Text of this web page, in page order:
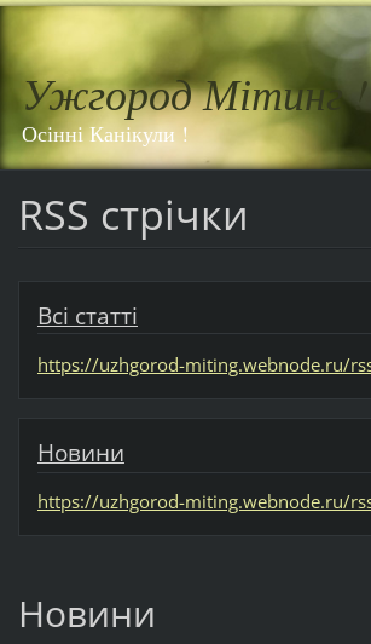
Ужгород Мітинг !
Осінні Канікули !
RSS стрічки
Всі статті
https://uzhgorod-miting.webnode.ru/
Новини
https://uzhgorod-miting.webnode.ru/
Новини